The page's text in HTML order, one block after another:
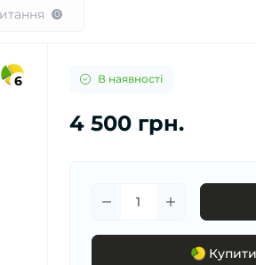
0
6 В наявності
4 500 грн.